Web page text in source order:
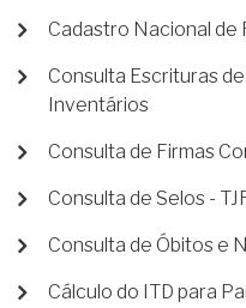
Cadastro Nacional de
Consulta Escrituras
Inventários
Consulta de Firmas
Consulta de Selos -
Consulta de Óbitos e
Cálculo do ITD para